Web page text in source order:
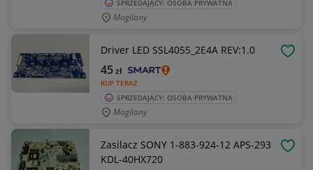
SPRZEDAJĄCY: OSOBA PRYWATNA
Mogilany
Driver LED SSL4055_2E4A REV:1.0
KUP TERAZ
45zł
SPRZEDAJĄCY: OSOBA PRYWATNA
Mogilany
Zasilacz SONY 1-883-924-12 APS-293
KDL-40HX720